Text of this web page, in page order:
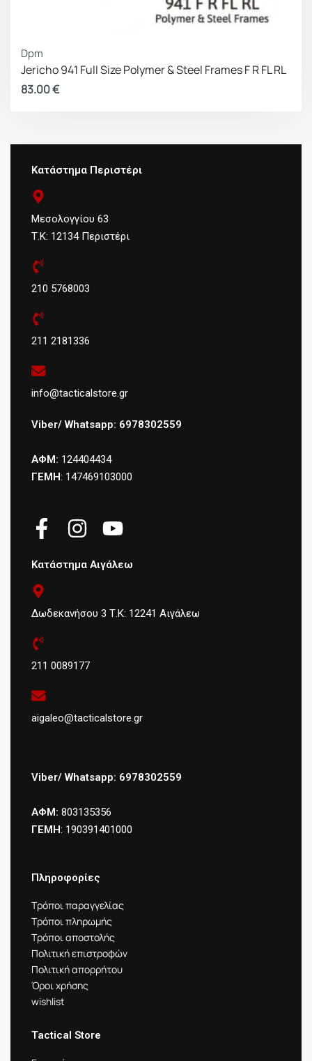
Dpm
Jericho 941 Full Size Polymer & Steel Frames F R FL RL
83.00€
Κατάστημα Περιστέρι
Μεσολογγίου 63
Τ.Κ: 12134 Περιστέρι
210 5768003
211 2181336
info@tacticalstore.gr
Viber/ Whatsapp: 6978302559
ΑΦΜ: 124404434
ΓΕΜΗ: 147469103000
Κατάστημα Αιγάλεω
Δωδεκανήσου 3 Τ.Κ: 12241 Αιγάλεω
211 0089177
aigaleo@tacticalstore.gr
Viber/ Whatsapp: 6978302559
ΑΦΜ: 803135356
ΓΕΜΗ: 190391401000
Πληροφορίες
Τρόποι παραγγελίας
Τρόποι πληρωμής
Τρόποι αποστολής
Πολιτική επιστροφών
Πολιτική απορρήτου
Όροι χρήσης
wishlist
Tactical Store